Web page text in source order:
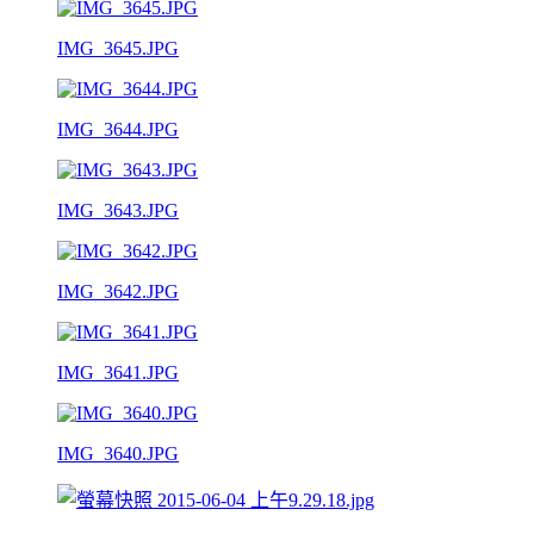
IMG_3645.JPG
IMG_3644.JPG
IMG_3643.JPG
IMG_3642.JPG
IMG_3641.JPG
IMG_3640.JPG